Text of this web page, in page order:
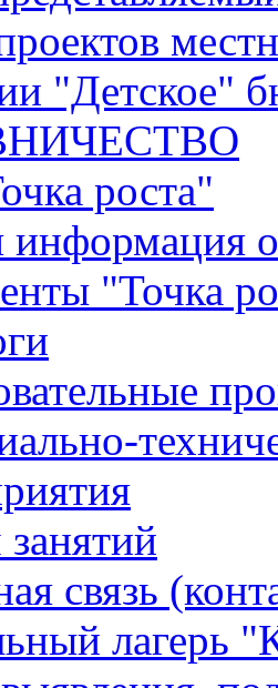
"Детское"
роста"
о
"Точка
связь
лагерь